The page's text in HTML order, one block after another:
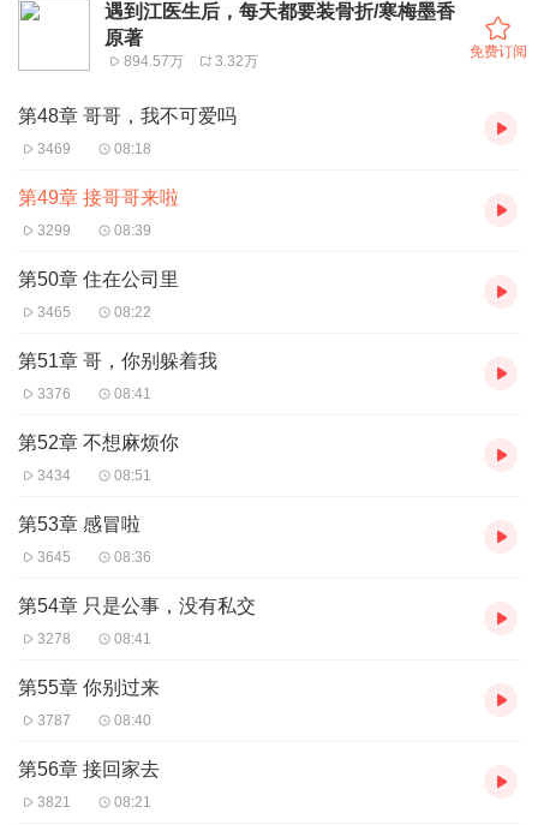
遇到江医生后，每天都要装骨折/寒梅墨香
原著
894.57万 3.32万
免费订阅
第48章 哥哥，我不可爱吗
3469 08:18
第49章 接哥哥来啦
3299 08:39
第50章 住在公司里
3465 08:22
第51章 哥，你别躲着我
3376 08:41
第52章 不想麻烦你
3434 08:51
第53章 感冒啦
3645 08:36
第54章 只是公事，没有私交
3278 08:41
第55章 你别过来
3787 08:40
第56章 接回家去
3821 08:21